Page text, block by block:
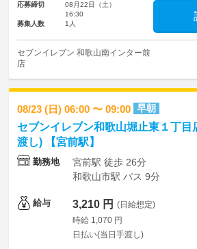
応募締切
08月22日（土）
16:30
募集人数
1人
セブンイレブン 和歌山南インター前
店
08/23 (日) 06:00 〜 09:00 早朝
セブンイレブン和歌山堀止東１丁
渡し) 【宮前駅】
勤務地
宮前駅 徒歩 26分
和歌山市駅 バス 9分
給与 3,210 円 (日給想定)
時給 1,070 円
日払い(当日手渡し)